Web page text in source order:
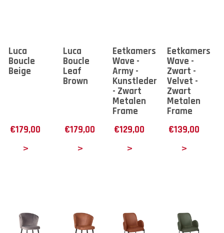
Luca
Boucle
Beige
€179,00
Luca
Boucle
Leaf
Brown
€179,00
Eetkamerstoel
Wave -
Army -
Kunstleder
- Zwart
Metalen
Frame
€129,00
Wave -
Zwart -
Velvet -
Zwart
Metalen
Frame
€139,00